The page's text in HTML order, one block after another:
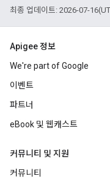
최종 업데이트: 2026-07-
Apigee 정보
We're part of Google
이벤트
파트너
eBook 및 웹캐스트
커뮤니티 및 지원
커뮤니티